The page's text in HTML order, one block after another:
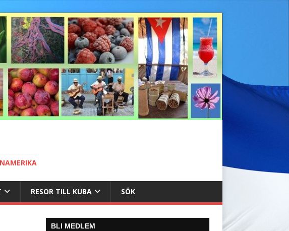
RESOR TILL KUBA SÖK
BLI MEDLEM